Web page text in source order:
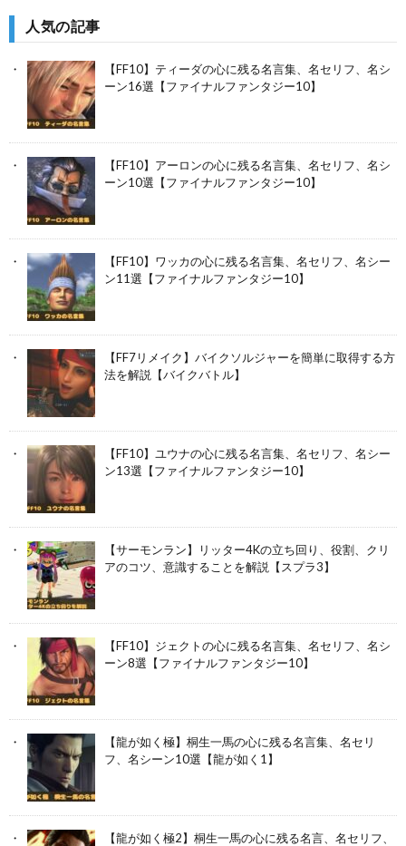
人気の記事
【FF10】ティーダの心に残る名言集、名セリフ、名シ
ーン16選【ファイナルファンタジー10】
【FF10】アーロンの心に残る名言集、名セリフ、名シ
ーン10選【ファイナルファンタジー10】
【FF10】ワッカの心に残る名言集、名セリフ、名シー
ン11選【ファイナルファンタジー10】
【FF7リメイク】バイクソルジャーを簡単に取得する方
法を解説【バイクバトル】
【FF10】ユウナの心に残る名言集、名セリフ、名シー
ン13選【ファイナルファンタジー10】
【サーモンラン】リッター4Kの立ち回り、役割、クリ
アのコツ、意識することを解説【スプラ3】
【FF10】ジェクトの心に残る名言集、名セリフ、名シ
ーン8選【ファイナルファンタジー10】
【龍が如く極】桐生一馬の心に残る名言集、名セリ
フ、名シーン10選【龍が如く1】
【龍が如く極2】桐生一馬の心に残る名言、名セリフ、